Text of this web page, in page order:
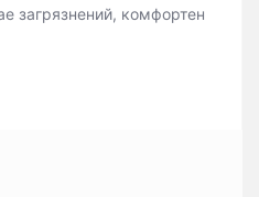
загрязнений, комфортен